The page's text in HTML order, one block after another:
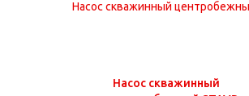
Насос скважинный